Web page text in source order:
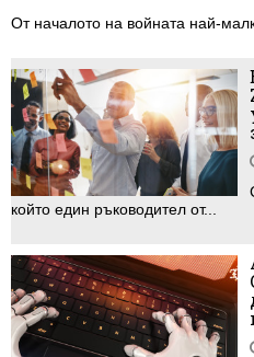
От началото на войната най-
който един ръководител от...